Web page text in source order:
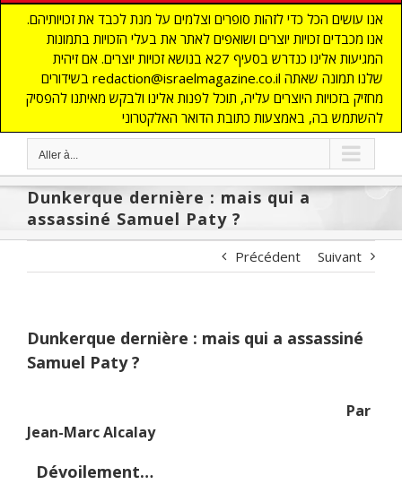
אנו עושים הכל כדי לזהות סופרים וצלמים על מנת לכבד את זכויותיהם.
אנו מכבדים זכויות יוצרים ושואפים לאתר את בעלי הזכויות בתמונות
המגיעות אלינו כנדרש בסעיף 27א בנושא זכויות יוצרים. אם זיהית
בשידורים redaction@israelmagazine.co.il שלנו תמונה שאתה
מחזיק בזכויות היוצרים עליה, תוכל לפנות אלינו ולבקש מאיתנו להפסיק
להשתמש בה, באמצעות כתובת הדואר האלקטרוני
Aller à...
Dunkerque dernière : mais qui a
assassiné Samuel Paty ?
Précédent Suivant
Dunkerque dernière : mais qui a assassiné
Samuel Paty ?
Par
Jean-Marc Alcalay
Dévoilement…